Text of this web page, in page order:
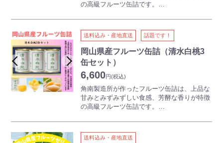
の高級フルーツ缶詰です。
ただいている晴れの国おかやま館でもトップ
クラスの人気を誇ります♪
たびたびテレビや雑誌で取り上げられ、今大
注目の逸品です。
産地で完熟させた果物を全て手作業で皮をむ
き、種を取り、シロップに入れ馴染ませまし
た。
全て岡山産の果実を使用しており、他には真
似のできない素材と製法のこだわりの缶詰で
す。
送料込み・産地直送 話題です！
岡山県産フルーツ缶詰（清水白桃3
缶セット）
6,600円(税込)
角南製造所が作ったフルーツ缶詰は、上品な
甘みとみずみずしい食感、芳酵な香りが特徴
の高級フルーツ缶詰です。
ただいている晴れの国おかやま館でもトップ
クラスの人気を誇ります♪
送料込み・産地直送